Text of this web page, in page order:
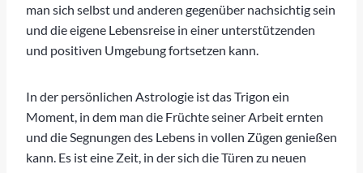
man sich selbst und anderen gegenüber nachsichtig sein
und die eigene Lebensreise in einer unterstützenden
und positiven Umgebung fortsetzen kann.
In der persönlichen Astrologie ist das Trigon ein
Moment, in dem man die Früchte seiner Arbeit ernten
und die Segnungen des Lebens in vollen Zügen genießen
kann. Es ist eine Zeit, in der sich die Türen zu neuen